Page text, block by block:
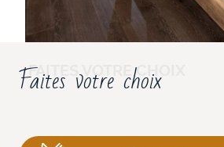
Faites votre choix